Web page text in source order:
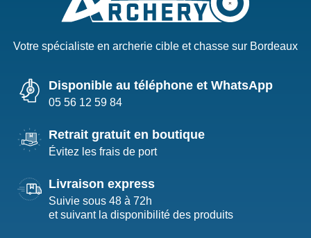
Votre spécialiste en archerie cible et chasse sur Bordeaux
Disponible au téléphone et WhatsApp
05 56 12 59 84
Retrait gratuit en boutique
Évitez les frais de port
Livraison express
Suivie sous 48 à 72h
et suivant la disponibilité des produits